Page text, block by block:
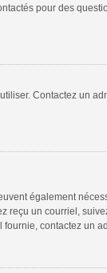
pour des
Contactez un
également
reçu un courriel,
contactez un